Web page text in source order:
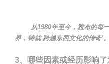
从1980年至今，雅布的每
界，铸就‘跨越东西文化的传奇’。
3、哪些因素或经历影响了